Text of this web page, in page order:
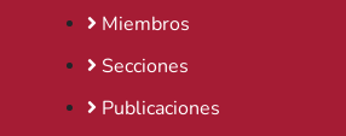
Miembros
Secciones
Publicaciones